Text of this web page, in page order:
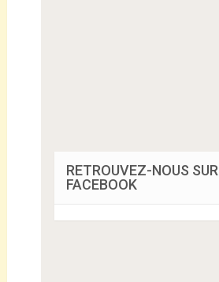
RETROUVEZ-NOUS SUR
FACEBOOK